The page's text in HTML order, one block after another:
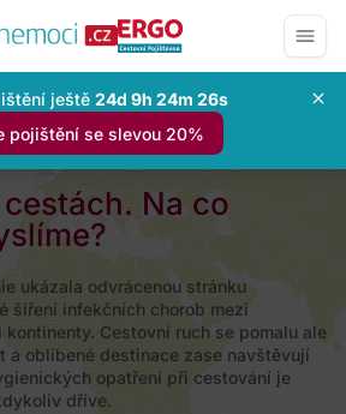
ještě 24d 9h 24m 25s
pojištění se slevou 20%
Na co
ukázala odvrácenou stránku
šíření infekčních chorob mezi
Cestovní ruch se pomalu ale
a oblíbené destinace zase navštěvují
opatření při cestování je
dříve.